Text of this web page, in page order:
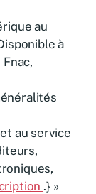
au
à
au service
.} »